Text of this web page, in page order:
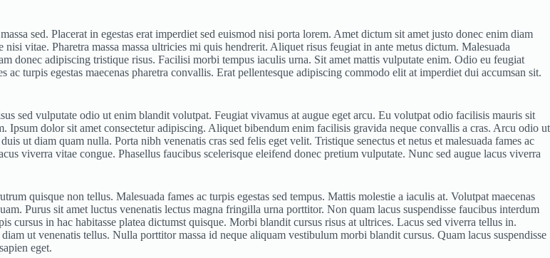
sed. Placerat in egestas erat imperdiet sed euismod nisi porta lorem. Amet dictum sit amet justo donec enim diam
vitae. Pharetra massa massa ultricies mi quis hendrerit. Aliquet risus feugiat in ante metus dictum. Malesuada
donec adipiscing tristique risus. Facilisi morbi tempus iaculis urna. Sit amet mattis vulputate enim. Odio eu feugiat
turpis egestas maecenas pharetra convallis. Erat pellentesque adipiscing commodo elit at imperdiet dui accumsan sit.
sed vulputate odio ut enim blandit volutpat. Feugiat vivamus at augue eget arcu. Eu volutpat odio facilisis mauris sit
Ipsum dolor sit amet consectetur adipiscing. Aliquet bibendum enim facilisis gravida neque convallis a cras. Arcu odio ut
ut diam quam nulla. Porta nibh venenatis cras sed felis eget velit. Tristique senectus et netus et malesuada fames ac
viverra vitae congue. Phasellus faucibus scelerisque eleifend donec pretium vulputate. Nunc sed augue lacus viverra
quisque non tellus. Malesuada fames ac turpis egestas sed tempus. Mattis molestie a iaculis at. Volutpat maecenas
Purus sit amet luctus venenatis lectus magna fringilla urna porttitor. Non quam lacus suspendisse faucibus interdum
in hac habitasse platea dictumst quisque. Morbi blandit cursus risus at ultrices. Lacus sed viverra tellus in.
ut venenatis tellus. Nulla porttitor massa id neque aliquam vestibulum morbi blandit cursus. Quam lacus suspendisse
eget.